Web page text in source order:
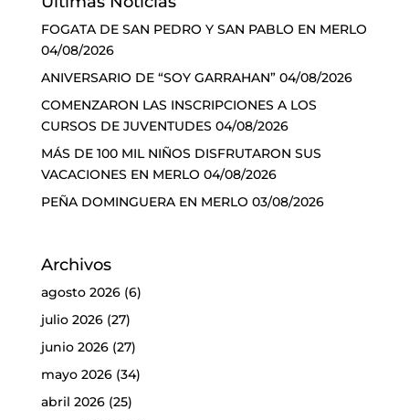
FOGATA DE SAN PEDRO Y SAN PABLO EN MERLO
04/08/2026
ANIVERSARIO DE “SOY GARRAHAN” 04/08/2026
COMENZARON LAS INSCRIPCIONES A LOS
CURSOS DE JUVENTUDES 04/08/2026
MÁS DE 100 MIL NIÑOS DISFRUTARON SUS
VACACIONES EN MERLO 04/08/2026
PEÑA DOMINGUERA EN MERLO 03/08/2026
Archivos
agosto 2026(6)
julio 2026(27)
junio 2026(27)
mayo 2026(34)
abril 2026(25)